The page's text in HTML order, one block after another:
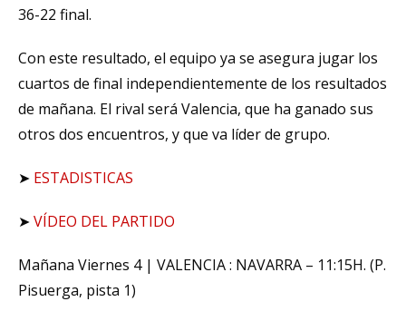
36-22 final.
Con este resultado, el equipo ya se asegura jugar los
cuartos de final independientemente de los resultados
de mañana. El rival será Valencia, que ha ganado sus
otros dos encuentros, y que va líder de grupo.
➤ ESTADISTICAS
➤VÍDEO DEL PARTIDO
Mañana Viernes 4 | VALENCIA : NAVARRA – 11:15H. (P.
Pisuerga, pista 1)